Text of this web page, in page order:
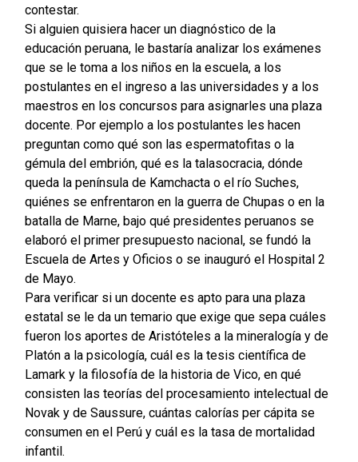
contestar.
Si alguien quisiera hacer un diagnóstico de la
educación peruana, le bastaría analizar los exámenes
que se le toma a los niños en la escuela, a los
postulantes en el ingreso a las universidades y a los
maestros en los concursos para asignarles una plaza
docente. Por ejemplo a los postulantes les hacen
preguntan como qué son las espermatofitas o la
gémula del embrión, qué es la talasocracia, dónde
queda la península de Kamchacta o el río Suches,
quiénes se enfrentaron en la guerra de Chupas o en la
batalla de Marne, bajo qué presidentes peruanos se
elaboró el primer presupuesto nacional, se fundó la
Escuela de Artes y Oficios o se inauguró el Hospital 2
de Mayo.
Para verificar si un docente es apto para una plaza
estatal se le da un temario que exige que sepa cuáles
fueron los aportes de Aristóteles a la mineralogía y de
Platón a la psicología, cuál es la tesis científica de
Lamark y la filosofía de la historia de Vico, en qué
consisten las teorías del procesamiento intelectual de
Novak y de Saussure, cuántas calorías per cápita se
consumen en el Perú y cuál es la tasa de mortalidad
infantil.